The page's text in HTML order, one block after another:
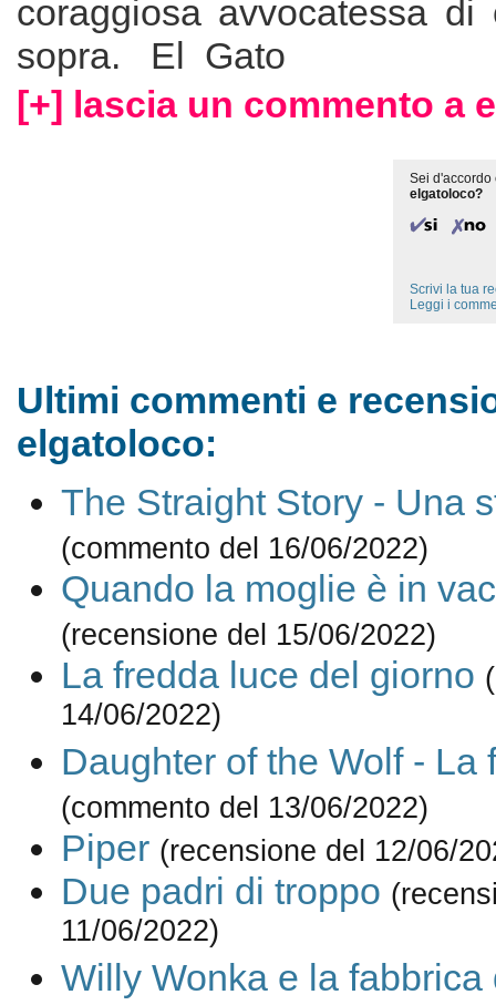
coraggiosa avvocatessa
sopra. El Gato
[+] lascia un commento a
Sei d'accordo
elgatoloco?
Scrivi la tua
Leggi i
Ultimi commenti e
elgatoloco:
The Straight Story - Una
(commento del 16/06/2022)
Quando la moglie è in
(recensione del 15/06/2022)
La fredda luce del giorno
14/06/2022)
Daughter of the Wolf - La
(commento del 13/06/2022)
Piper (recensione del 12/06/
Due padri di troppo
11/06/2022)
Willy Wonka e la fabbrica